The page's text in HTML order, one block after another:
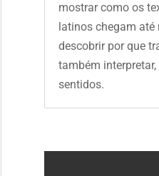
mostrar como os
latinos chegam até
descobrir por que
também
sentidos.